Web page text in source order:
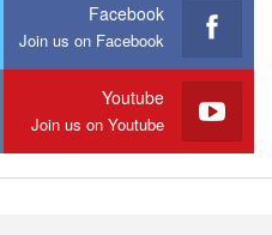
Facebook
Join us on Facebook
Youtube
Join us on Youtube